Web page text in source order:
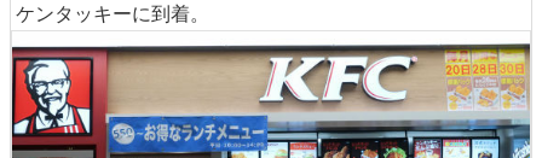
ケンタッキーに到着。